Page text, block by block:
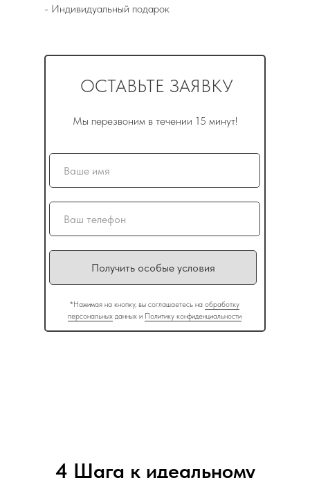
Мы перезвоним в течении 15 минут!
Получить особые условия
*Нажимая на кнопку, вы соглашаетесь на обработку
персональных данных и Политику конфиденциальности
ОСТАВЬТЕ ЗАЯВКУ
- Индивидуальный подарок
4 Шага к идеальному